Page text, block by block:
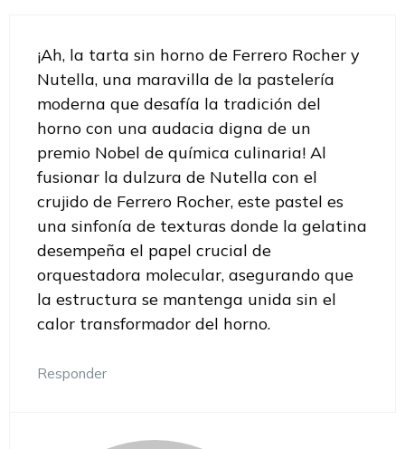
¡Ah, la tarta sin horno de Ferrero Rocher y
Nutella, una maravilla de la pastelería
moderna que desafía la tradición del
horno con una audacia digna de un
premio Nobel de química culinaria! Al
fusionar la dulzura de Nutella con el
crujido de Ferrero Rocher, este pastel es
una sinfonía de texturas donde la gelatina
desempeña el papel crucial de
orquestadora molecular, asegurando que
la estructura se mantenga unida sin el
calor transformador del horno.
Responder